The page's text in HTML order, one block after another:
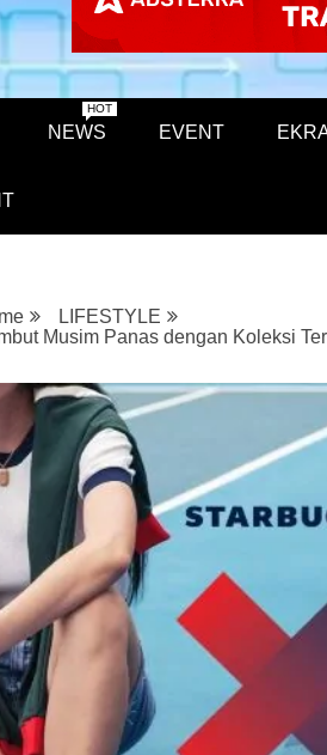
NEWS
HOT
EVENT
LIFESTYLE
Musim Panas dengan Koleksi